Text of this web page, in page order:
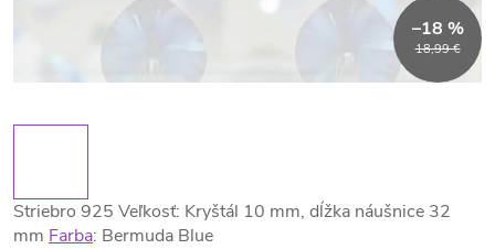
18,99 €
–18 %
Striebro 925 Veľkosť: Kryštál 10 mm, dĺžka náušnice 32
mm Farba: Bermuda Blue